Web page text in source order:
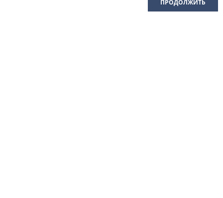
ПРОДОЛЖИТЬ